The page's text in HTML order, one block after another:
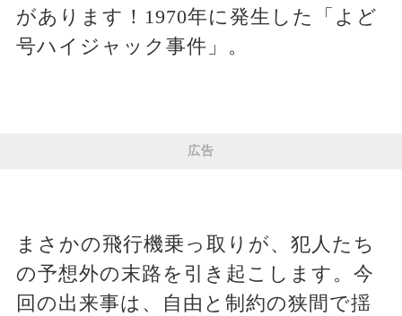
があります！1970年に発生した「よど
号ハイジャック事件」。
広告
まさかの飛行機乗っ取りが、犯人たち
の予想外の末路を引き起こします。今
回の出来事は、自由と制約の狭間で揺